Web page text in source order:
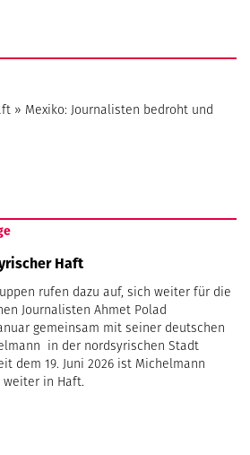
» Mexiko: Journalisten bedroht und
Haft
rufen dazu auf, sich weiter für die
Journalisten Ahmet Polad
gemeinsam mit seiner deutschen
in der nordsyrischen Stadt
dem 19. Juni 2026 ist Michelmann
in Haft.